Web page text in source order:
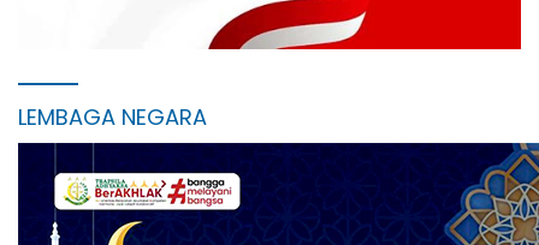
LEMBAGA NEGARA